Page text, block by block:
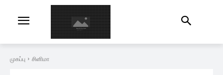
முகப்பு சினிமா